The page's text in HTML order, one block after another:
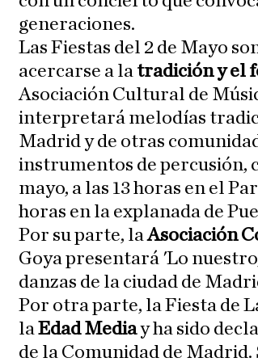
generaciones.
Las Fiestas del 2 de Mayo
acercarse a la tradición y el
Asociación Cultural de
interpretará melodías
Madrid y de otras
instrumentos de percusión,
mayo, a las 13 horas en el
horas en la explanada de
Por su parte, laAsociación
Goya presentará 'Lo
danzas de la ciudad de
Por otra parte, la Fiesta de
laEdad Mediay ha sido
de la Comunidad de